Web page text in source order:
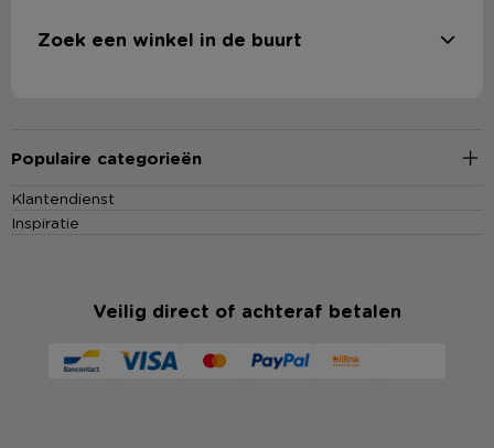
Zoek een winkel in de buurt
Populaire categorieën
Klantendienst
Inspiratie
Veilig direct of achteraf betalen